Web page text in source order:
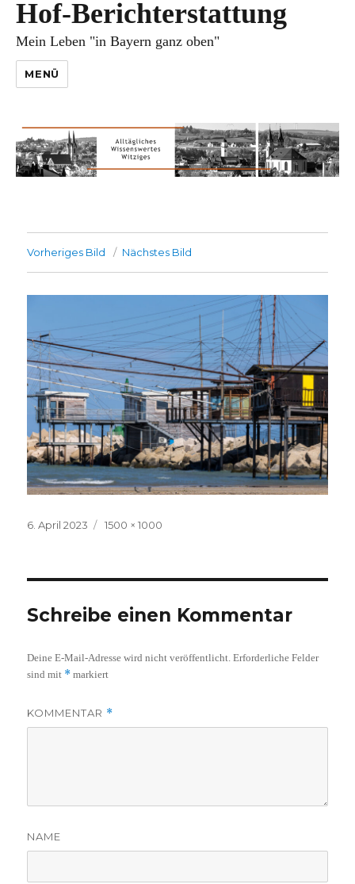
Hof-Berichterstattung
Mein Leben "in Bayern ganz oben"
MENÜ
Vorheriges Bild Nächstes Bild
Veröffentlicht
6. April 2023
Volle
1500 × 1000
Schreibe einen Kommentar
Deine E-Mail-Adresse wird nicht veröffentlicht. Erforderliche Felder
sind mit * markiert
KOMMENTAR *
NAME